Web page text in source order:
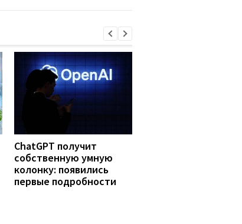
ChatGPT получит
собственную умную
колонку: появились
первые подробности